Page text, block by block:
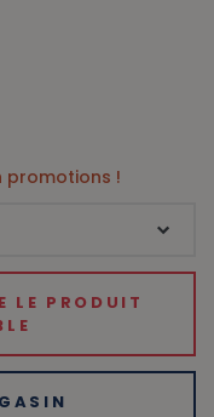
promotions !
LE PRODUIT